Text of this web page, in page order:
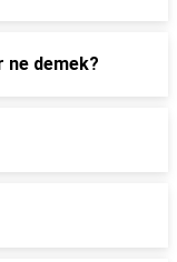
ne demek?